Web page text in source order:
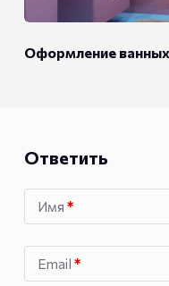
Оформление
Ответить
Имя *
Email *